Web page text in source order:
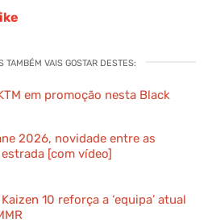
TAMBÉM VAIS GOSTAR DESTES:
em promoção nesta Black
2026, novidade entre as
[com vídeo]
10 reforça a ‘equipa’ atual